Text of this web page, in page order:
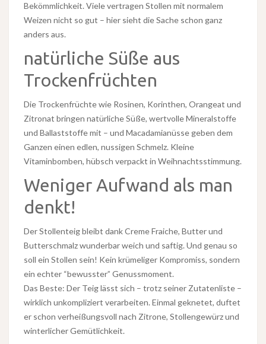
Bekömmlichkeit. Viele vertragen Stollen mit normalem
Weizen nicht so gut – hier sieht die Sache schon ganz
anders aus.
natürliche Süße aus
Trockenfrüchten
Die Trockenfrüchte wie Rosinen, Korinthen, Orangeat und
Zitronat bringen natürliche Süße, wertvolle Mineralstoffe
und Ballaststoffe mit – und Macadamianüsse geben dem
Ganzen einen edlen, nussigen Schmelz. Kleine
Vitaminbomben, hübsch verpackt in Weihnachtsstimmung.
Weniger Aufwand als man
denkt!
Der Stollenteig bleibt dank Creme Fraiche, Butter und
Butterschmalz wunderbar weich und saftig. Und genau so
soll ein Stollen sein! Kein krümeliger Kompromiss, sondern
ein echter “bewusster” Genussmoment.
Das Beste: Der Teig lässt sich – trotz seiner Zutatenliste –
wirklich unkompliziert verarbeiten. Einmal geknetet, duftet
er schon verheißungsvoll nach Zitrone, Stollengewürz und
winterlicher Gemütlichkeit.